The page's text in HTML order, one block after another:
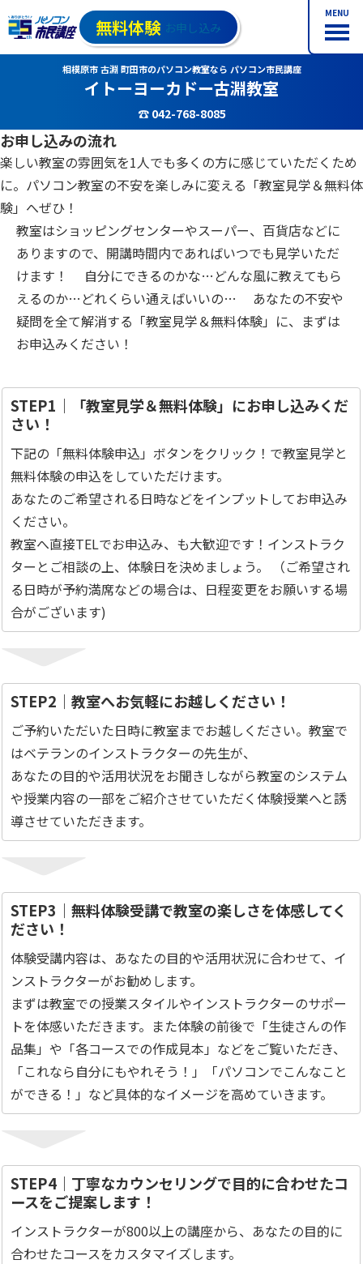
MENU
無料体験 お申し込み
相模原市 古淵 町田市のパソコン教室なら パソコン市民講座
イトーヨーカドー古淵教室
☎ 042-768-8085
お申し込みの流れ
楽しい教室の雰囲気を1人でも多くの方に感じていただくため
に。パソコン教室の不安を楽しみに変える「教室見学＆無料体
験」へぜひ！
教室はショッピングセンターやスーパー、百貨店などに
ありますので、開講時間内であればいつでも見学いただ
けます！ 自分にできるのかな…どんな風に教えてもら
えるのか…どれくらい通えばいいの… あなたの不安や
疑問を全て解消する「教室見学＆無料体験」に、まずは
お申込みください！
STEP1｜「教室見学＆無料体験」にお申し込みくだ
さい！
下記の「無料体験申込」ボタンをクリック！で教室見学と
無料体験の申込をしていただけます。
あなたのご希望される日時などをインプットしてお申込み
ください。
教室へ直接TELでお申込み、も大歓迎です！インストラク
ターとご相談の上、体験日を決めましょう。 （ご希望され
る日時が予約満席などの場合は、日程変更をお願いする場
合がございます)
STEP2｜教室へお気軽にお越しください！
ご予約いただいた日時に教室までお越しください。教室で
はベテランのインストラクターの先生が、
あなたの目的や活用状況をお聞きしながら教室のシステム
や授業内容の一部をご紹介させていただく体験授業へと誘
導させていただきます。
STEP3｜無料体験受講で教室の楽しさを体感してく
ださい！
体験受講内容は、あなたの目的や活用状況に合わせて、イ
ンストラクターがお勧めします。
まずは教室での授業スタイルやインストラクターのサポー
トを体感いただきます。また体験の前後で「生徒さんの作
品集」や「各コースでの作成見本」などをご覧いただき、
「これなら自分にもやれそう！」「パソコンでこんなこと
ができる！」など具体的なイメージを高めていきます。
STEP4｜丁寧なカウンセリングで目的に合わせたコ
ースをご提案します！
インストラクターが800以上の講座から、あなたの目的に
合わせたコースをカスタマイズします。